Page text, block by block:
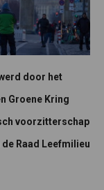
door het
Groene Kring
voorzitterschap
Raad Leefmilieu